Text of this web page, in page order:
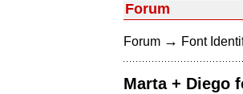
Forum
Forum → Font
Marta + Diego